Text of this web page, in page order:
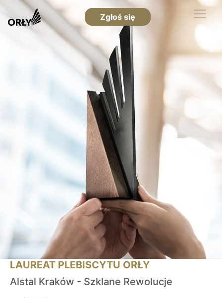
Zgłoś się
LAUREAT PLEBISCYTU ORŁY
Alstal Kraków - Szklane Rewolucje